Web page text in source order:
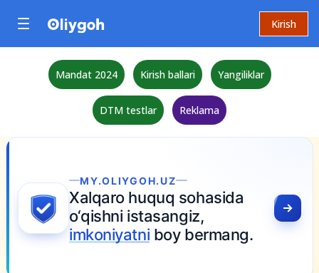
Kirish
Mandat 2024 Kirish ballari Yangiliklar
DTM testlar Reklama
MY.OLIYGOH.UZ
Xalqaro huquq sohasida
o‘qishni istasangiz,
imkoniyatni boy bermang.